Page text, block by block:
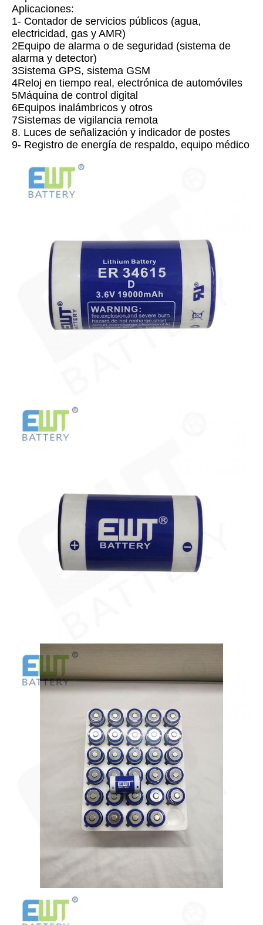
Aplicaciones:
1- Contador de servicios públicos (agua,
electricidad, gas y AMR)
2Equipo de alarma o de seguridad (sistema de
alarma y detector)
3Sistema GPS, sistema GSM
4Reloj en tiempo real, electrónica de automóviles
5Máquina de control digital
6Equipos inalámbricos y otros
7Sistemas de vigilancia remota
8. Luces de señalización y indicador de postes
9- Registro de energía de respaldo, equipo médico